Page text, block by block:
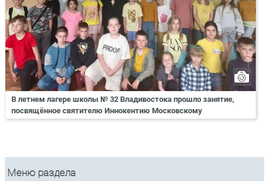
В летнем лагере школы № 32 Владивостока прошло занятие,
посвящённое святителю Иннокентию Московскому
Меню раздела